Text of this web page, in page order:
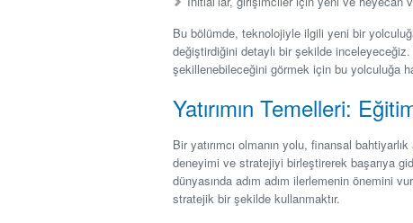
Bu bölümde, teknolojiyle ilgili yeni bir
değiştirdiğini detaylı bir şekilde
şekillenebileceğini görmek için bu yolculuğa
Yatırımın Temelleri:
Bir yatırımcı olmanın yolu, finansal
deneyimi ve stratejiyi birleştirerek başarıya
dünyasında adım adım ilerlemenin önemini
stratejik bir şekilde kullanmaktır.